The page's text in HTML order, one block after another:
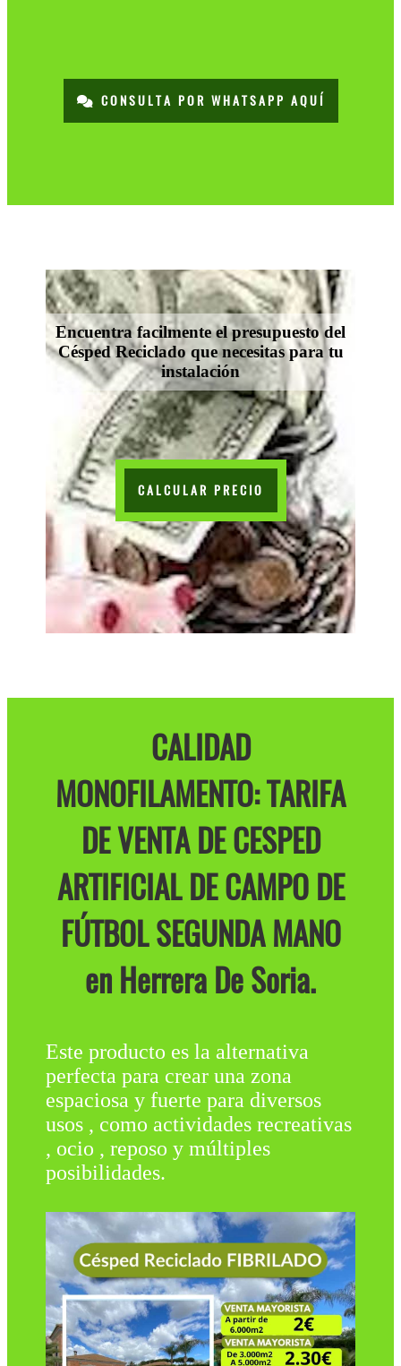
CONSULTA POR WHATSAPP AQUÍ
Encuentra facilmente el presupuesto del
Césped Reciclado que necesitas para tu
instalación
CALCULAR PRECIO
CALIDAD
MONOFILAMENTO: TARIFA
DE VENTA DE CESPED
ARTIFICIAL DE CAMPO DE
FÚTBOL SEGUNDA MANO
en Herrera De Soria.
Este producto es la alternativa
perfecta para crear una zona
espaciosa y fuerte para diversos
usos , como actividades recreativas
, ocio , reposo y múltiples
posibilidades.